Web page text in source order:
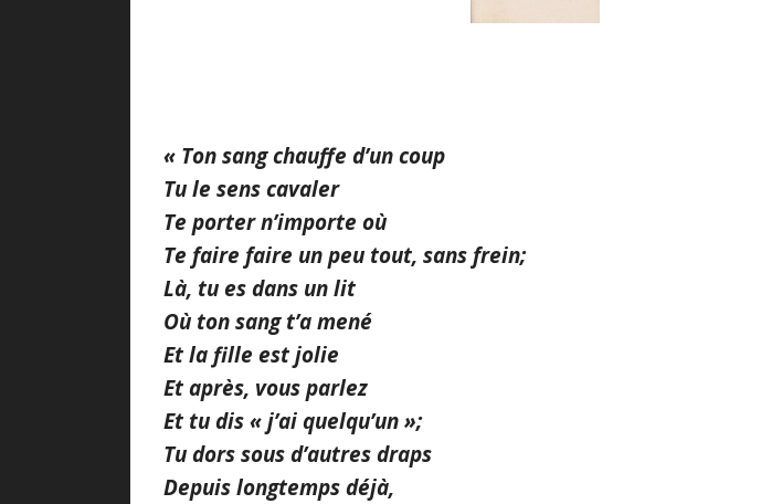
« Ton sang chauffe d’un coup
Tu le sens cavaler
Te porter n’importe où
Te faire faire un peu tout, sans frein;
Là, tu es dans un lit
Où ton sang t’a mené
Et la fille est jolie
Et après, vous parlez
Et tu dis « j’ai quelqu’un »;
Tu dors sous d’autres draps
Depuis longtemps déjà,